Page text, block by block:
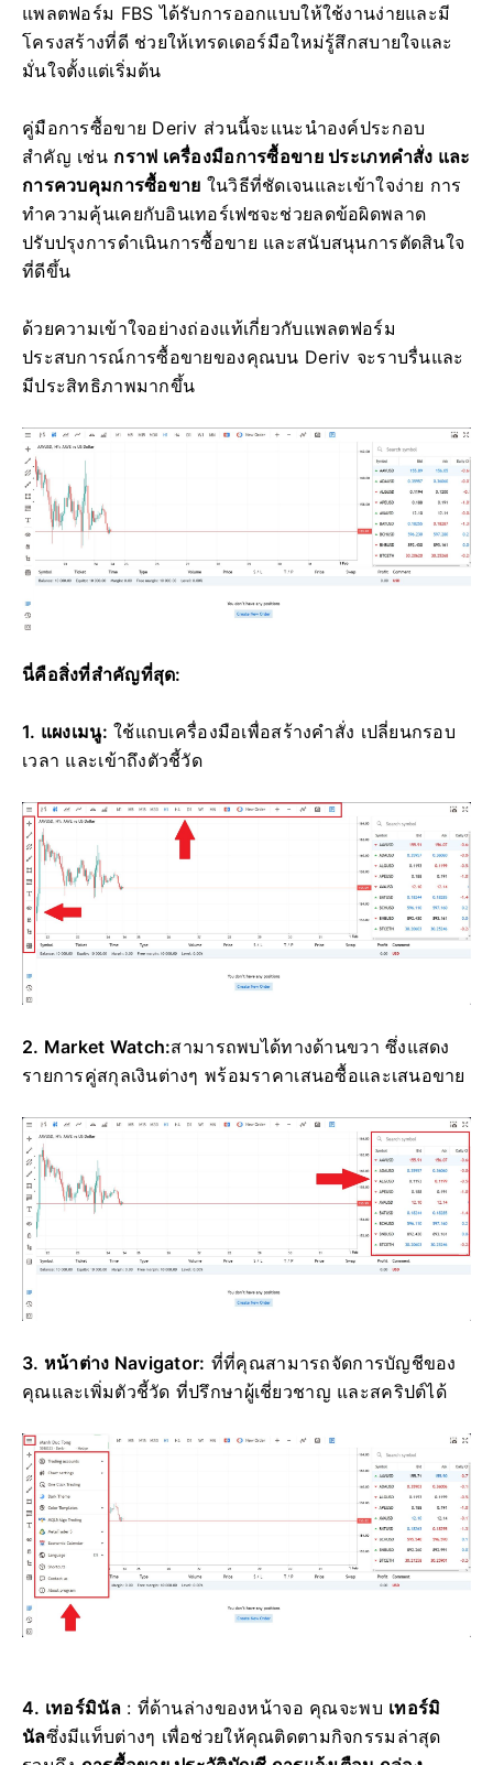
แพลตฟอร์ม FBS ได้รับการออกแบบให้ใช้งานง่ายและมี
โครงสร้างที่ดี ช่วยให้เทรดเดอร์มือใหม่รู้สึกสบายใจและ
มั่นใจตั้งแต่เริ่มต้น
คู่มือการซื้อขาย Deriv ส่วนนี้จะแนะนำองค์ประกอบ
สำคัญ เช่น กราฟ เครื่องมือการซื้อขาย ประเภทคำสั่ง และ
การควบคุมการซื้อขาย ในวิธีที่ชัดเจนและเข้าใจง่าย การ
ทำความคุ้นเคยกับอินเทอร์เฟซจะช่วยลดข้อผิดพลาด
ปรับปรุงการดำเนินการซื้อขาย และสนับสนุนการตัดสินใจ
ที่ดีขึ้น
ด้วยความเข้าใจอย่างถ่องแท้เกี่ยวกับแพลตฟอร์ม
ประสบการณ์การซื้อขายของคุณบน Deriv จะราบรื่นและ
มีประสิทธิภาพมากขึ้น
นี่คือสิ่งที่สำคัญที่สุด:
1. แผงเมนู: ใช้แถบเครื่องมือเพื่อสร้างคำสั่ง เปลี่ยนกรอบ
เวลา และเข้าถึงตัวชี้วัด
2. Market Watch:สามารถพบได้ทางด้านขวา ซึ่งแสดง
รายการคู่สกุลเงินต่างๆ พร้อมราคาเสนอซื้อและเสนอขาย
3. หน้าต่าง Navigator: ที่ที่คุณสามารถจัดการบัญชีของ
คุณและเพิ่มตัวชี้วัด ที่ปรึกษาผู้เชี่ยวชาญ และสคริปต์ได้
4. เทอร์มินัล: ที่ด้านล่างของหน้าจอ คุณจะพบ เทอร์มิ
นัลซึ่งมีแท็บต่างๆ เพื่อช่วยให้คุณติดตามกิจกรรมล่าสุด